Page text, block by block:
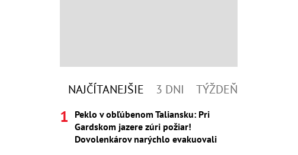
NAJČÍTANEJŠIE 3 DNI TÝŽDEŇ
Peklo v obľúbenom Taliansku: Pri
Gardskom jazere zúri požiar!
Dovolenkárov narýchlo evakuovali